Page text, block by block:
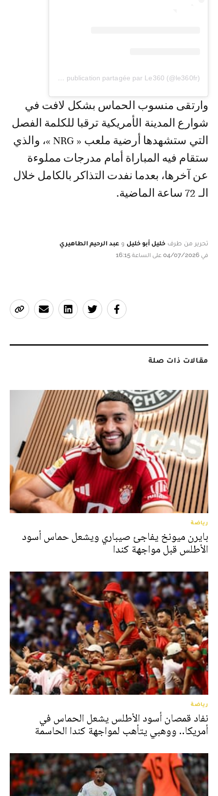
Une publication partagée par Le360 (@le360fr)
وارتقى منسوب الحماس بشكل لافت في
شوارع المدينة الأمريكية ترقبا للكلمة الفصل
التي ستشهدها أرضية ملعب « NRG »، والذي
ستقام فيه المباراة أمام مدرجات مملوءة
عن آخرها، بعدما نفدت التذاكر بالكامل خلال
الـ 72 ساعة الماضية.
تحرير من طرف خليل أبو خليل و عبد الرحيم الطاهيري
في 04/07/2026 على الساعة 16:15
مقالات ذات صلة
رياضة
بايرن ميونخ يفاجئ صيباري ويشعل حماس أسود
الأطلس قبل مواجهة كندا
رياضة
نفاد قمصان أسود الأطلس يشعل الحماس في
أمريكا.. ووهبي يتأهب لمواجهة كندا الحاسمة